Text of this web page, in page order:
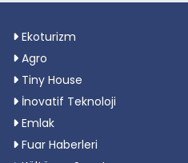
Ekoturizm
Agro
Tiny House
İnovatif Teknoloji
Emlak
Fuar Haberleri